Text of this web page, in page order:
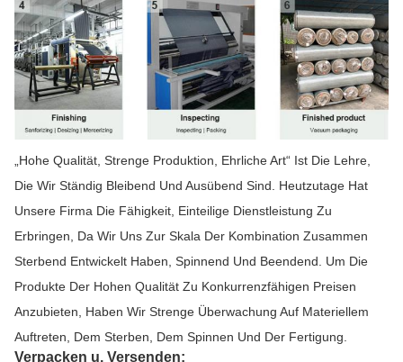
„Hohe Qualität, Strenge Produktion, Ehrliche Art“ Ist Die Lehre,
Die Wir Ständig Bleibend Und Ausübend Sind. Heutzutage Hat
Unsere Firma Die Fähigkeit, Einteilige Dienstleistung Zu
Erbringen, Da Wir Uns Zur Skala Der Kombination Zusammen
Sterbend Entwickelt Haben, Spinnend Und Beendend. Um Die
Produkte Der Hohen Qualität Zu Konkurrenzfähigen Preisen
Anzubieten, Haben Wir Strenge Überwachung Auf Materiellem
Auftreten, Dem Sterben, Dem Spinnen Und Der Fertigung.
Verpacken u. Versenden: